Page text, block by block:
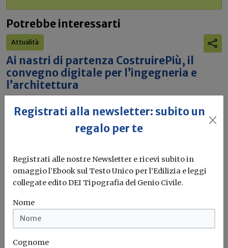
Potrebbe interessarti
Attualità
Ai nastri di partenza CostruirePiù, il
convegno digitale per l’ingegneria e
l’architettura
Tre giornate di formazione, innovazione e confronto sui
temi chiave del settore...
Digitalizzazione
Attualità
Successo per il CIAM: “L’intelligenza
architettonica è plurale” conquista
pubblico e professionisti
Un evento di grande partecipazione promosso dal CIAM
Registrati alla newsletter: subito un
regalo per te
Registrati alle nostre Newsletter e ricevi subito in
omaggio l’Ebook sul Testo Unico per l’Edilizia e leggi
collegate edito DEI Tipografia del Genio Civile.
Nome
Cognome